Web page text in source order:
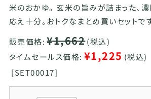
米のおかゆ。 玄米の旨みが詰まった、
応え十分。おトクなまとめ買いセットです
販売価格: ¥1,662(税込)
タイムセールス価格: ¥1,225 (税込)
[SET00017]